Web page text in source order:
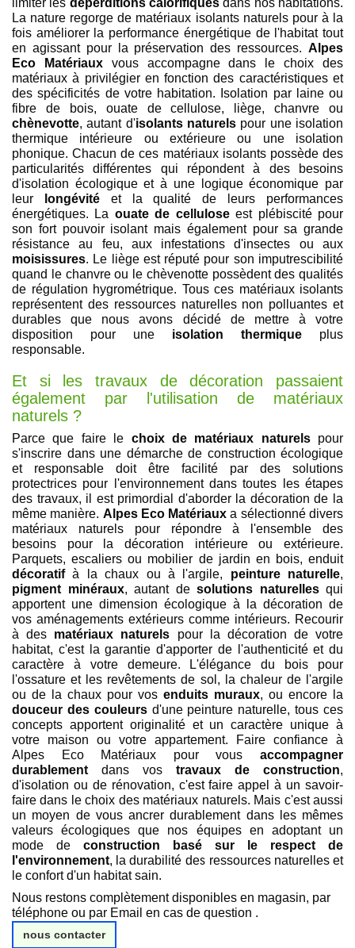
limiter les déperditions calorifiques dans nos habitations.
La nature regorge de matériaux isolants naturels pour à la
fois améliorer la performance énergétique de l'habitat tout
en agissant pour la préservation des ressources. Alpes
Eco Matériauxvous accompagne dans le choix des
matériaux à privilégier en fonction des caractéristiques et
des spécificités de votre habitation. Isolation par laine ou
fibre de bois, ouate de cellulose, liège, chanvre ou
chènevotte, autant d'isolants naturels pour une isolation
thermique intérieure ou extérieure ou une isolation
phonique. Chacun de ces matériaux isolants possède des
particularités différentes qui répondent à des besoins
d'isolation écologique et à une logique économique par
leur
longévitéet la qualité de leurs performances
énergétiques. La ouate de celluloseest plébiscité pour
son fort pouvoir isolant mais également pour sa grande
résistance au feu, aux infestations d'insectes ou aux
moisissures. Le liège est réputé pour son imputrescibilité
quand le chanvre ou le chèvenotte possèdent des qualités
de régulation hygrométrique. Tous ces matériaux isolants
représentent des ressources naturelles non polluantes et
durables que nous avons décidé de mettre à votre
disposition pour une isolation thermique plus
responsable.
Et si les travaux de décoration passaient
également par l'utilisation de matériaux
naturels ?
Parce que faire le choix de matériaux naturelspour
s'inscrire dans une démarche de construction écologique
et responsable doit être facilité par des solutions
protectrices pour l'environnement dans toutes les étapes
des travaux, il est primordial d'aborder la décoration de la
même manière. Alpes Eco Matériaux a sélectionné divers
matériaux naturels pour répondre à l'ensemble des
besoins pour la décoration intérieure ou extérieure.
Parquets, escaliers ou mobilier de jardin en bois, enduit
décoratifà la chaux ou à l'argile, peinture naturelle,
pigment minéraux, autant de solutions naturellesqui
apportent une dimension écologique à la décoration de
vos aménagements extérieurs comme intérieurs. Recourir
à des matériaux naturels pour la décoration de votre
habitat, c'est la garantie d'apporter de l'authenticité et du
caractère à votre demeure. L'élégance du bois pour
l'ossature et les revêtements de sol, la chaleur de l'argile
ou de la chaux pour vos enduits muraux, ou encore la
douceur des couleursd'une peinture naturelle, tous ces
concepts apportent originalité et un caractère unique à
votre maison ou votre appartement. Faire confiance à
Alpes Eco Matériaux pour vous accompagner
durablement dans vos travaux de construction,
d'isolation ou de rénovation, c'est faire appel à un savoir-
faire dans le choix des matériaux naturels. Mais c'est aussi
un moyen de vous ancrer durablement dans les mêmes
valeurs écologiques que nos équipes en adoptant un
mode de construction basé sur le respect de
l'environnement, la durabilité des ressources naturelles et
le confort d'un habitat sain.
Nous restons complètement disponibles en magasin, par
téléphone ou par Email en cas de question .
nous contacter